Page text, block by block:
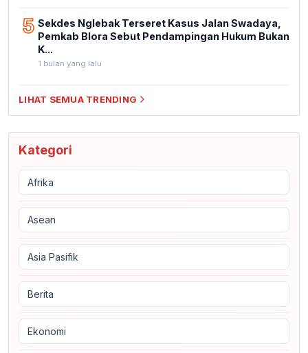
5 Sekdes Nglebak Terseret Kasus Jalan Swadaya,
Pemkab Blora Sebut Pendampingan Hukum Bukan
K...
1 bulan yang lalu
LIHAT SEMUA TRENDING
Kategori
Afrika
Asean
Asia Pasifik
Berita
Ekonomi